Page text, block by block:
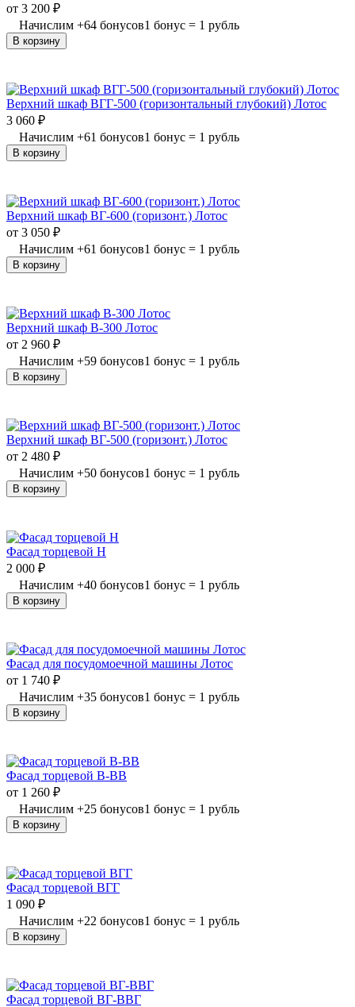
от 3 200 ₽
Начислим +64 бонусов1 бонус = 1 рубль
В корзину
Верхний шкаф ВГГ-500 (горизонтальный глубокий) Лотос
3 060 ₽
Начислим +61 бонусов1 бонус = 1 рубль
В корзину
Верхний шкаф ВГ-600 (горизонт.) Лотос
от 3 050 ₽
Начислим +61 бонусов1 бонус = 1 рубль
В корзину
Верхний шкаф В-300 Лотос
от 2 960 ₽
Начислим +59 бонусов1 бонус = 1 рубль
В корзину
Верхний шкаф ВГ-500 (горизонт.) Лотос
от 2 480 ₽
Начислим +50 бонусов1 бонус = 1 рубль
В корзину
Фасад торцевой Н
2 000 ₽
Начислим +40 бонусов1 бонус = 1 рубль
В корзину
Фасад для посудомоечной машины Лотос
от 1 740 ₽
Начислим +35 бонусов1 бонус = 1 рубль
В корзину
Фасад торцевой В-ВВ
от 1 260 ₽
Начислим +25 бонусов1 бонус = 1 рубль
В корзину
Фасад торцевой ВГГ
1 090 ₽
Начислим +22 бонусов1 бонус = 1 рубль
В корзину
Фасад торцевой ВГ-ВВГ